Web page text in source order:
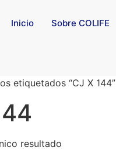
Inicio Sobre COLIFE
etiquetados “CJ X 144”
resultado